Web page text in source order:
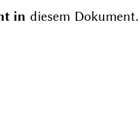
in diesem Dokument.